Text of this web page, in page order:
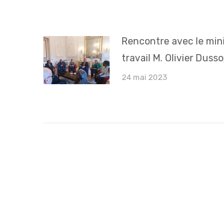
Rencontre avec le
travail M. Olivier
24 mai 2023